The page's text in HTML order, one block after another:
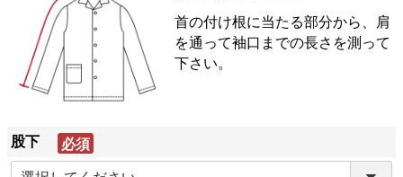
首の付け根に当たる部分から、肩
を通って袖口までの長さを測って
下さい。
股下
(必